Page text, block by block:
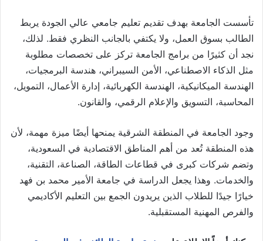
تأسست الجامعة بهدف تقديم تعليم جامعي عالي الجودة يربط
الطالب بسوق العمل، ولا يكتفي بالجانب النظري فقط. لذلك،
نجد أن كثيرًا من برامج الجامعة تركز على تخصصات مطلوبة
مثل الذكاء الاصطناعي، الأمن السيبراني، هندسة البرمجيات،
الهندسة الميكانيكية، الهندسة الكهربائية، إدارة الأعمال، التمويل،
المحاسبة، التسويق والإعلام الرقمي، والقانون.
وجود الجامعة في المنطقة الشرقية يمنحها أيضًا ميزة مهمة، لأن
هذه المنطقة تُعد من أهم المناطق الاقتصادية في السعودية،
وتضم شركات كبرى في قطاعات الطاقة، الصناعة، التقنية،
والخدمات. وهذا يجعل الدراسة في جامعة الأمير محمد بن فهد
خيارًا جيدًا للطلاب الذين يريدون الجمع بين التعليم الأكاديمي
والفرص المهنية المستقبلية.